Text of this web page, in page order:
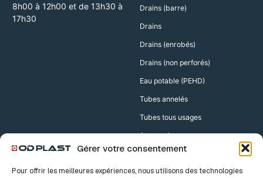
Gérer votre consentement
Pour offrir les meilleures expériences, nous utilisons des technologies
8h00 à 12h00 et de 13h30 à
17h30
Drains (barre)
Drains
Drains (enrobés)
Drains (non perforés)
Eau potable (PEHD)
Tubes annelés
Tubes tous usages
Accessoires
Accessoires Drains
Accessoires TPC